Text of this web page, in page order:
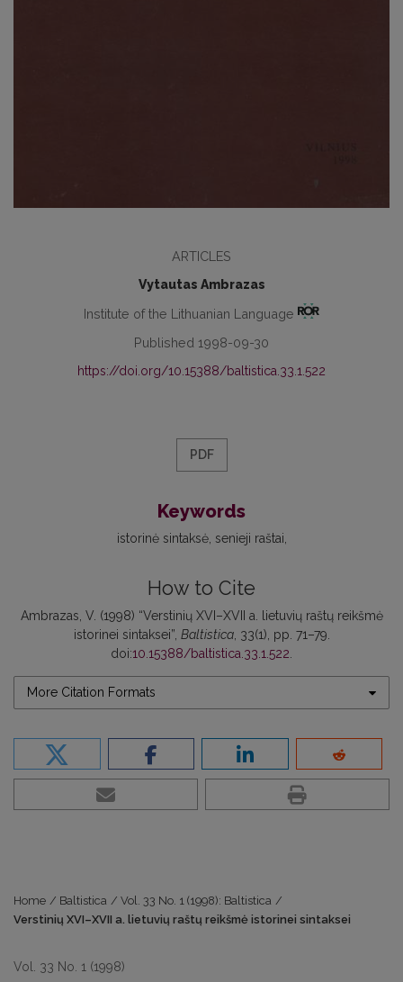
ARTICLES
Vytautas Ambrazas
Institute of the Lithuanian Language
Published 1998-09-30
https://doi.org/10.15388/baltistica.33.1.522
PDF
Keywords
istorinė sintaksė senieji raštai
How to Cite
Ambrazas, V. (1998) “Verstinių XVI–XVII a. lietuvių raštų reikšmė
istorinei sintaksei”, Baltistica, 33(1), pp. 71–79.
doi:10.15388/baltistica.33.1.522
More Citation Formats
Home / Baltistica / Vol. 33 No. 1 (1998): Baltistica /
Verstinių XVI–XVII a. lietuvių raštų reikšmė istorinei sintaksei
Vol. 33 No. 1 (1998)